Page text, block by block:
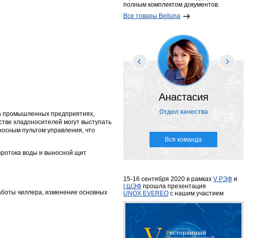
промышленных предприятиях,
хладоносителей могут выступать
пультом управления, что
воды и выносной щит
чиллера, изменение основных
полным комплектом документов.
Все товары Belluna
Анастасия
Отдел качества
Вся команда
15-16 сентября 2020 в рамках V РЭФ и
I ШЭФ прошла презентация
UNOX EVEREO с нашим участием